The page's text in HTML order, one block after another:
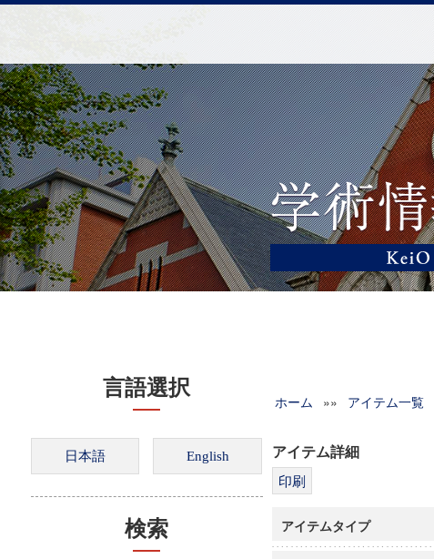
言語選択
検索
ホーム »» アイテム一覧
アイテム詳細
アイテムタイプ